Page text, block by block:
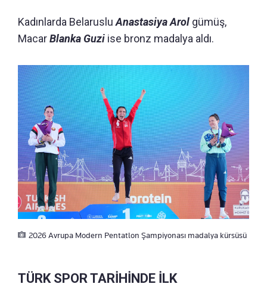
Kadınlarda BelarusluAnastasiya Arol gümüş,
MacarBlanka Guzi ise bronz madalya aldı.
2026 Avrupa Modern Pentatlon Şampiyonası madalya kürsüsü
TÜRK SPOR TARİHİNDE İLK